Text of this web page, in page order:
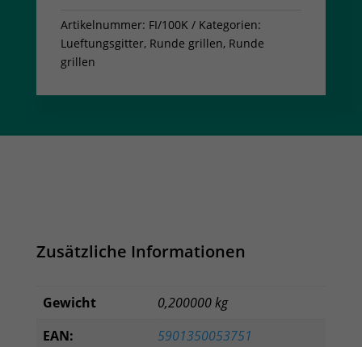
Creme
Menge
Artikelnummer: FI/100K
Kategorien:
Lueftungsgitter, Runde grillen, Runde
grillen
Zusätzliche Informationen
Gewicht
0,200000 kg
EAN:
5901350053751